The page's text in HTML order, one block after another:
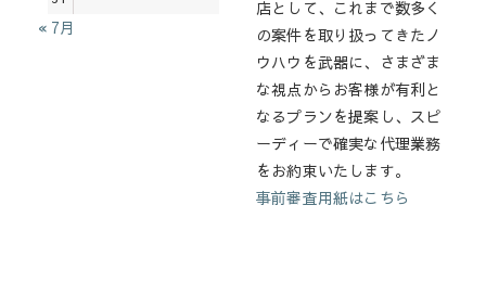
« 7月
店として、これまで数多く
の案件を取り扱ってきたノ
ウハウを武器に、さまざま
な視点からお客様が有利と
なるプランを提案し、スピ
ーディーで確実な代理業務
をお約束いたします。
事前審査用紙はこちら